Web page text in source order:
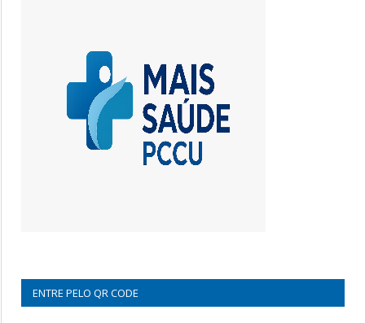
ENTRE PELO QR CODE